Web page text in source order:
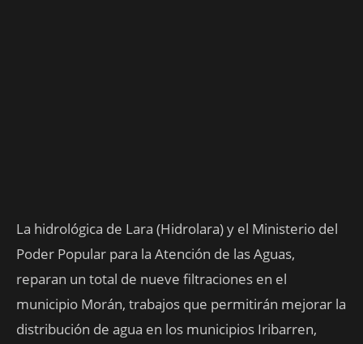
La hidrológica de Lara (Hidrolara) y el Ministerio del
Poder Popular para la Atención de las Aguas,
reparan un total de nueve filtraciones en el
municipio Morán, trabajos que permitirán mejorar la
distribución de agua en los municipios Iribarren,